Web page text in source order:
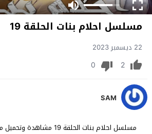
مسلسل احلام بنات الحلقة 19
22 ديسمبر 2023
2
0
SAM
مسلسل احلام بنات الحلقة 19